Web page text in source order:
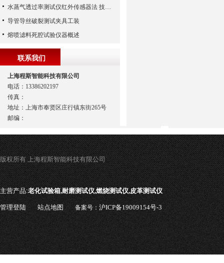
水蒸气透过率测试仪红外传感器法 技术交流
导管导丝破裂测试夹具工装
熔喷滤料死腔试验仪器概述
联系我们
上海程斯智能科技有限公司
电话：13386202197
传真：
地址：上海市奉贤区庄行镇东街265号
邮编：
版权所有 上海程斯智能科技有限公司
主营产品:老化试验箱,耐磨测试仪,燃烧测试仪,皮革测试仪
管理登陆 站点地图 备案号：沪ICP备19009154号-3